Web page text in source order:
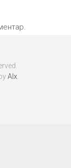
Alx.